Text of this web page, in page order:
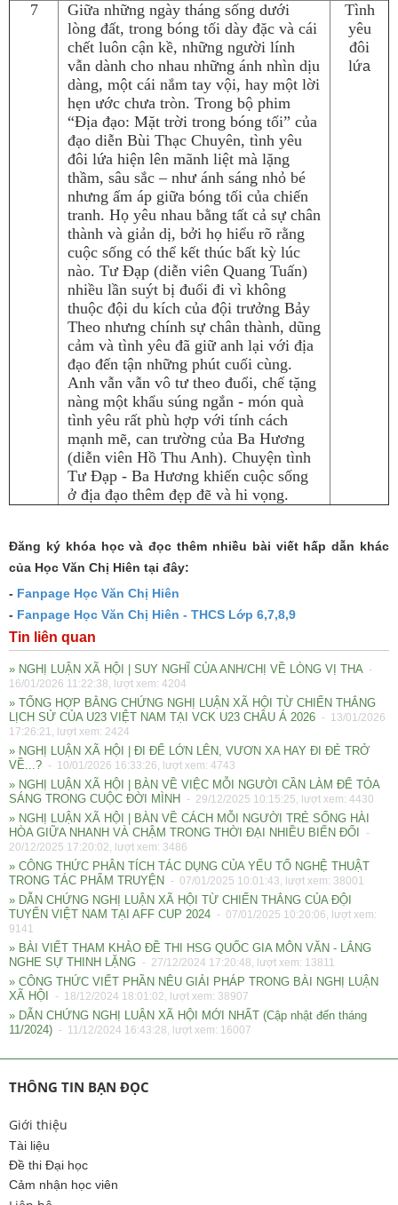
7
Giữa những ngày tháng sống dưới
lòng đất, trong bóng tối dày đặc và cái
chết luôn cận kề, những người lính
vẫn dành cho nhau những ánh nhìn dịu
dàng, một cái nắm tay vội, hay một lời
hẹn ước chưa tròn. Trong bộ phim
“Địa đạo: Mặt trời trong bóng tối” của
đạo diễn Bùi Thạc Chuyên, tình yêu
đôi lứa hiện lên mãnh liệt mà lặng
thầm, sâu sắc – như ánh sáng nhỏ bé
nhưng ấm áp giữa bóng tối của chiến
tranh. Họ yêu nhau bằng tất cả sự chân
thành và giản dị, bởi họ hiểu rõ rằng
cuộc sống có thể kết thúc bất kỳ lúc
nào. Tư Đạp (diễn viên Quang Tuấn)
nhiều lần suýt bị đuổi đi vì không
thuộc đội du kích của đội trưởng Bảy
Theo nhưng chính sự chân thành, dũng
cảm và tình yêu đã giữ anh lại với địa
đạo đến tận những phút cuối cùng.
Anh vẫn vẫn vô tư theo đuổi, chế tặng
nàng một khẩu súng ngắn - món quà
tình yêu rất phù hợp với tính cách
mạnh mẽ, can trường của Ba Hương
(diễn viên Hồ Thu Anh). Chuyện tình
Tư Đạp - Ba Hương khiến cuộc sống
ở địa đạo thêm đẹp đẽ và hi vọng.
Tình
yêu
đôi
lứa
Đăng ký khóa học và đọc thêm nhiều bài viết hấp dẫn khác
của Học Văn Chị Hiên tại đây:
- Fanpage Học Văn Chị Hiên
- Fanpage Học Văn Chị Hiên - THCS Lớp 6,7,8,9
Tin liên quan
» NGHỊ LUẬN XÃ HỘI | SUY NGHĨ CỦA ANH/CHỊ VỀ LÒNG VỊ THA -
16/01/2026 11:22:38, lượt xem: 4204
» TỔNG HỢP BẰNG CHỨNG NGHỊ LUẬN XÃ HỘI TỪ CHIẾN THẮNG
LỊCH SỬ CỦA U23 VIỆT NAM TẠI VCK U23 CHÂU Á 2026 - 13/01/2026
17:26:21, lượt xem: 2424
» NGHỊ LUẬN XÃ HỘI | ĐI ĐỂ LỚN LÊN, VƯƠN XA HAY ĐI ĐẺ TRỞ
VỀ...? - 10/01/2026 16:33:26, lượt xem: 4743
» NGHỊ LUẬN XÃ HỘI | BÀN VỀ VIỆC MỖI NGƯỜI CẦN LÀM ĐỂ TỎA
SÁNG TRONG CUỘC ĐỜI MÌNH
- 29/12/2025 10:15:25, lượt xem: 4430
» NGHỊ LUẬN XÃ HỘI | BÀN VỀ CÁCH MỖI NGƯỜI TRẺ SỐNG HÀI
HÒA GIỮA NHANH VÀ CHẬM TRONG THỜI ĐẠI NHIỀU BIẾN ĐỔI
-
20/12/2025 17:20:02, lượt xem: 3486
» CÔNG THỨC PHÂN TÍCH TÁC DỤNG CỦA YẾU TỐ NGHỆ THUẬT
TRONG TÁC PHẨM TRUYỆN
- 07/01/2025 10:01:43, lượt xem: 38001
» DẪN CHỨNG NGHỊ LUẬN XÃ HỘI TỪ CHIẾN THẮNG CỦA ĐỘI
TUYỂN VIỆT NAM TẠI AFF CUP 2024 - 07/01/2025 10:20:06, lượt xem:
9141
» BÀI VIẾT THAM KHẢO ĐỀ THI HSG QUỐC GIA MÔN VĂN - LẮNG
NGHE SỰ THINH LẶNG - 27/12/2024 17:20:48, lượt xem: 13811
» CÔNG THỨC VIẾT PHẦN NÊU GIẢI PHÁP TRONG BÀI NGHỊ LUẬN
XÃ HỘI
- 18/12/2024 18:01:02, lượt xem: 38907
» DẪN CHỨNG NGHỊ LUẬN XÃ HỘI MỚI NHẤT (Cập nhật đến tháng
11/2024) - 11/12/2024 16:43:28, lượt xem: 16007
THÔNG TIN BẠN ĐỌC
Giới thiệu
Tài liệu
Đề thi Đại học
Cảm nhận học viên